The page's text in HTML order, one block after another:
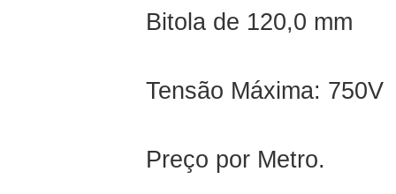
Bitola de 120,0 mm
Tensão Máxima: 750V
Preço por Metro.